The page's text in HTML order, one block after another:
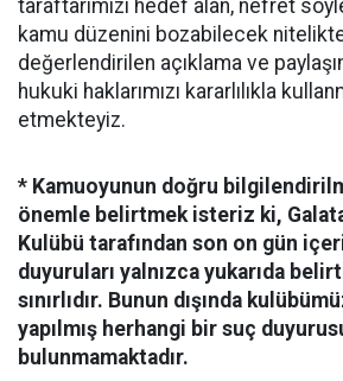
taraftarımızı hedef alan, nefret
kamu düzenini bozabilecek
değerlendirilen açıklama ve
hukuki haklarımızı kararlılıkla
etmekteyiz.
* Kamuoyunun doğru
önemle belirtmek isteriz ki,
Kulübü tarafından son on gün
duyuruları yalnızca yukarıda
sınırlıdır. Bunun dışında
yapılmış herhangi bir suç
bulunmamaktadır.